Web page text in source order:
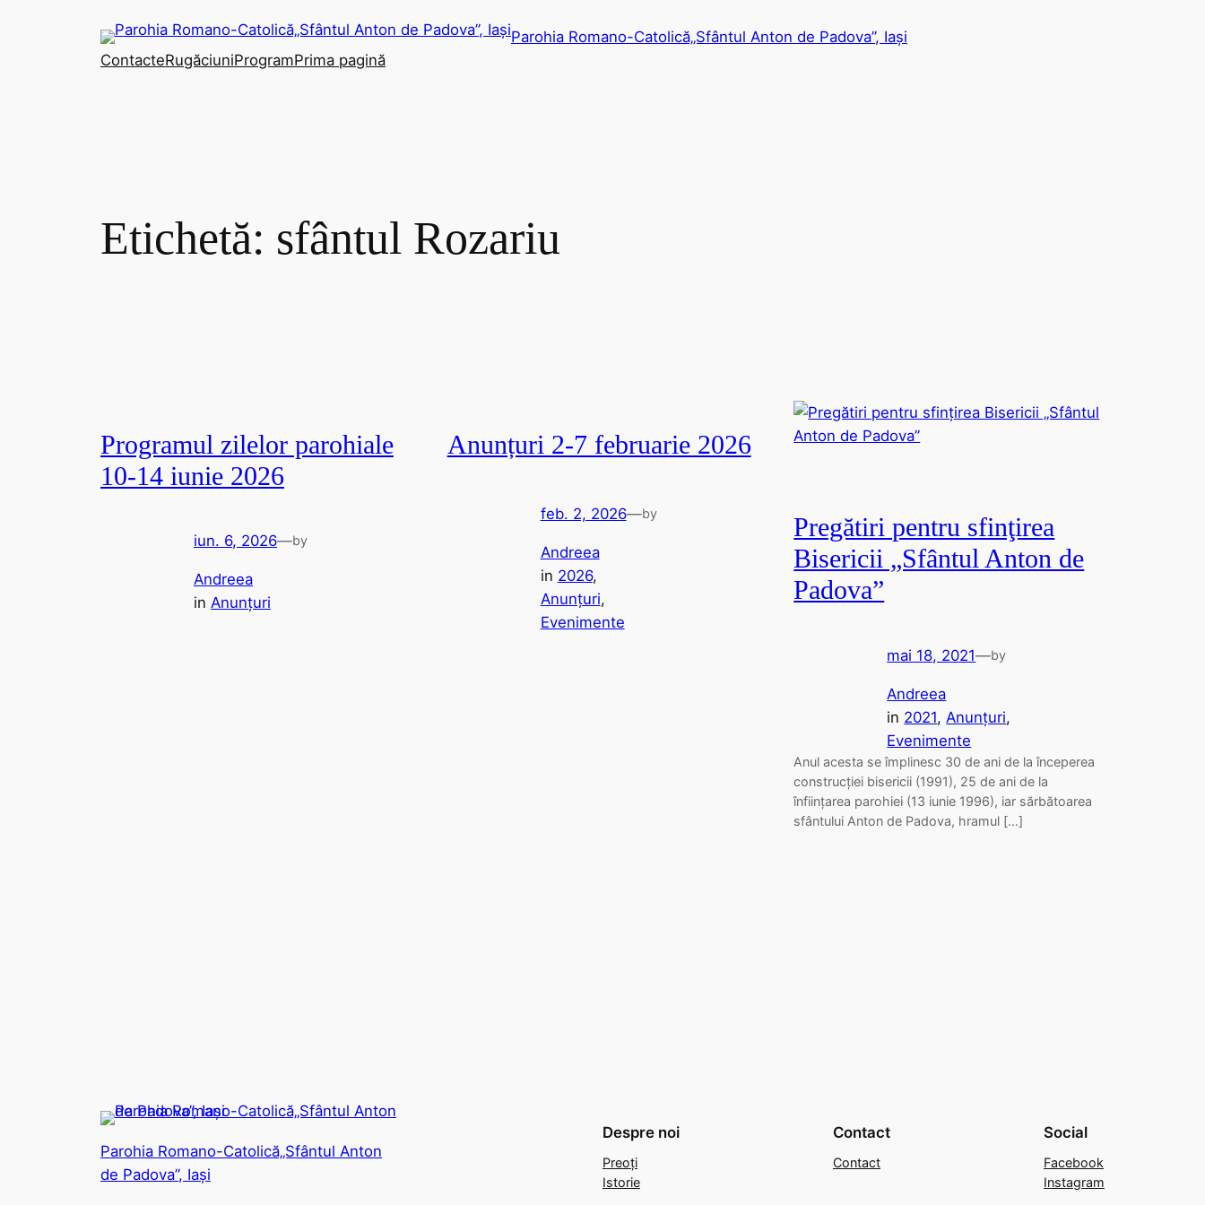
Parohia Romano-Catolică„Sfântul Anton de Padova”, Iași
ContacteRugăciuniProgramPrima pagină
Etichetă: sfântul Rozariu
Programul zilelor parohiale
10-14 iunie 2026
iun. 6, 2026—by
Andreea
in Anunțuri
Anunțuri 2-7 februarie 2026
feb. 2, 2026—by
Andreea
in 2026
Anunțuri
Evenimente
Pregătiri pentru sfinţirea
Bisericii „Sfântul Anton de
Padova”
mai 18, 2021—by
Andreea
in 2021, Anunțuri
Evenimente
Anul acesta se împlinesc 30 de ani de la începerea
construcției bisericii (1991), 25 de ani de la
înființarea parohiei (13 iunie 1996), iar sărbătoarea
sfântului Anton de Padova, hramul […]
Parohia Romano-Catolică„Sfântul Anton
de Padova”, Iași
Despre noi
Preoți
Istorie
Contact
Contact
Social
Facebook
Instagram